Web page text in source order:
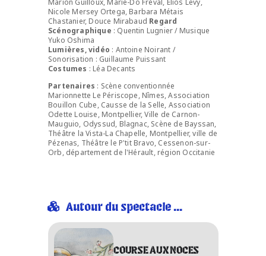
Marion Guilloux, Marie-Do Fréval, Elios Levy,
Nicole Mersey Ortega, Barbara Métais
Chastanier, Douce Mirabaud Regard
Scénographique : Quentin Lugnier / Musique
Yuko Oshima
Lumières, vidéo : Antoine Noirant /
Sonorisation : Guillaume Puissant
Costumes : Léa Decants
Partenaires : Scène conventionnée
Marionnette Le Périscope, Nîmes, Association
Bouillon Cube, Causse de la Selle, Association
Odette Louise, Montpellier, Ville de Carnon-
Mauguio, Odyssud, Blagnac, Scène de Bayssan,
Théâtre la Vista-La Chapelle, Montpellier, ville de
Pézenas, Théâtre le P'tit Bravo, Cessenon-sur-
Orb, département de l'Hérault, région Occitanie
Autour du spectacle ...
COURSE AUX NOCES